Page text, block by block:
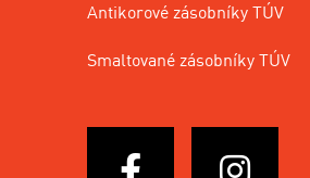
Antikorové zásobníky TÚV
Smaltované zásobníky TÚV